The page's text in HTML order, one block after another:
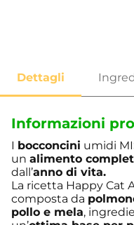
Informazioni
I bocconcini umidi
un alimento
dall’anno di vita.
La ricetta Happy Cat
composta da
pollo e mela,